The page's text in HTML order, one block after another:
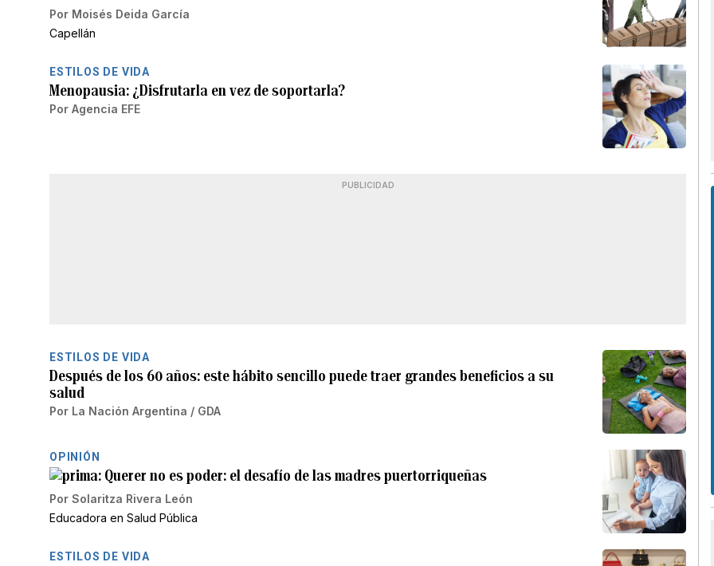
Por Moisés Deida García
Capellán
ESTILOS DE VIDA
Menopausia: ¿Disfrutarla en vez de soportarla?
Por Agencia EFE
PUBLICIDAD
ESTILOS DE VIDA
Después de los 60 años: este hábito sencillo puede traer grandes beneficios a su
salud
Por La Nación Argentina / GDA
OPINIÓN
Querer no es poder: el desafío de las madres puertorriqueñas
Por Solaritza Rivera León
Educadora en Salud Pública
ESTILOS DE VIDA